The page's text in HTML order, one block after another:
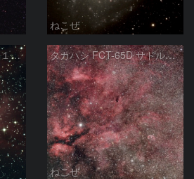
ねこぜ
タカハシ ミューロン２１０ M１６ タカハシ FCT-65D サドル付近
ねこぜ